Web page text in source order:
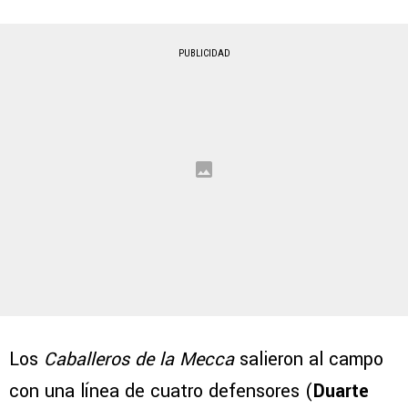
PUBLICIDAD
Los Caballeros de la Meccasalieron al campo
con una línea de cuatro defensores (Duarte